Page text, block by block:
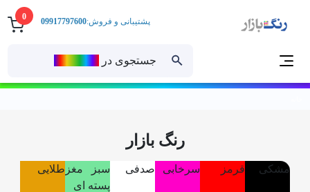
0
جستجوی در
پشتیبانی و فروش:09917797600
رنگ بازار
مشکی قرمز سرخابی صدفی
سبز مغز
پسته ای
طلایی